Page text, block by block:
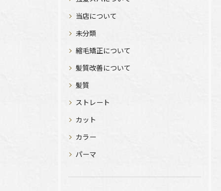
当店について
未分類
縮毛矯正について
髪質改善について
髪質
ストレート
カット
カラー
パーマ